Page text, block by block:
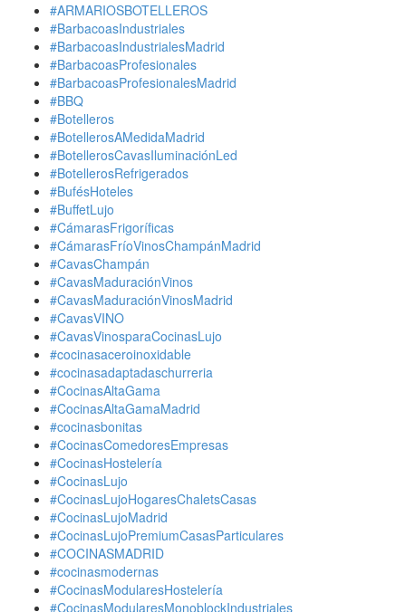
#ARMARIOSBOTELLEROS
#BarbacoasIndustriales
#BarbacoasIndustrialesMadrid
#BarbacoasProfesionales
#BarbacoasProfesionalesMadrid
#BBQ
#Botelleros
#BotellerosAMedidaMadrid
#BotellerosCavasIluminaciónLed
#BotellerosRefrigerados
#BufésHoteles
#BuffetLujo
#CámarasFrigoríficas
#CámarasFríoVinosChampánMadrid
#CavasChampán
#CavasMaduraciónVinos
#CavasMaduraciónVinosMadrid
#CavasVINO
#CavasVinosparaCocinasLujo
#cocinasaceroinoxidable
#cocinasadaptadaschurreria
#CocinasAltaGama
#CocinasAltaGamaMadrid
#cocinasbonitas
#CocinasComedoresEmpresas
#CocinasHostelería
#CocinasLujo
#CocinasLujoHogaresChaletsCasas
#CocinasLujoMadrid
#CocinasLujoPremiumCasasParticulares
#COCINASMADRID
#cocinasmodernas
#CocinasModularesHostelería
#CocinasModularesMonoblockIndustriales